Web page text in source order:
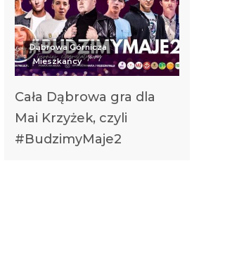
Dąbrowa Górnicza
Mieszkańcy
Cała Dąbrowa gra dla
Mai Krzyżek, czyli
#BudzimyMaje2